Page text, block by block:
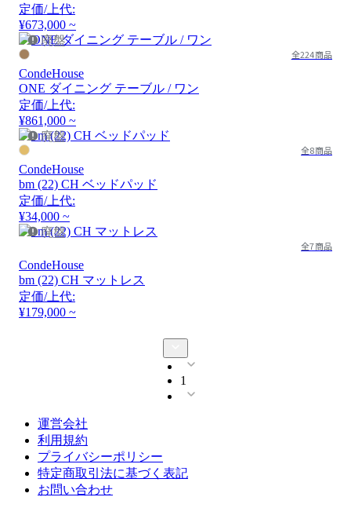
定価/上代:
¥673,000 ~
廃盤
全224商品
CondeHouse
ONE ダイニング テーブル / ワン
定価/上代:
¥861,000 ~
廃盤
全8商品
CondeHouse
bm (22) CH ベッドパッド
定価/上代:
¥34,000 ~
廃盤
全7商品
CondeHouse
bm (22) CH マットレス
定価/上代:
¥179,000 ~
1
運営会社
利用規約
プライバシーポリシー
特定商取引法に基づく表記
お問い合わせ